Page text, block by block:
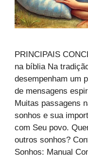
PRINCIPAIS
na bíblia Na
desempenham um
de mensagens
Muitas passagens
sonhos e sua
com Seu povo.
outros sonhos?
Sonhos: Manual